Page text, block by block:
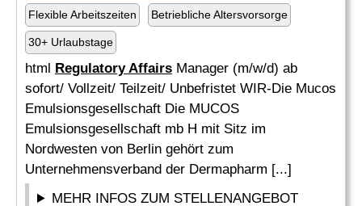
Flexible Arbeitszeiten Betriebliche Altersvorsorge
30+ Urlaubstage
html Regulatory Affairs Manager (m/w/d) ab
sofort/ Vollzeit/ Teilzeit/ Unbefristet WIR-Die Mucos
Emulsionsgesellschaft Die MUCOS
Emulsionsgesellschaft mb H mit Sitz im
Nordwesten von Berlin gehört zum
Unternehmensverband der Dermapharm [...]
MEHR INFOS ZUM STELLENANGEBOT